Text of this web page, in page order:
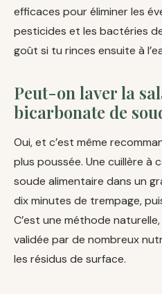
efficaces pour éliminer les
pesticides et les bactéries
goût si tu rinces ensuite à
Peut-on laver la
bicarbonate de
Oui, et c’est même
plus poussée. Une cuillère à
soude alimentaire dans un
dix minutes de trempage,
C’est une méthode
validée par de nombreux
les résidus de surface.